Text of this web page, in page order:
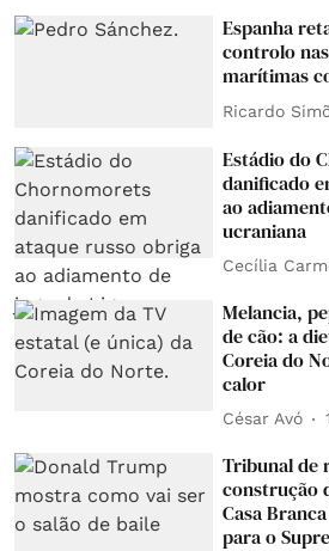
Espanha
controlo
marítimas
Ricardo
Estádio do
danificado
ao
ucraniana
Cecília
Melancia,
de cão: a
Coreia do
calor
César Avó
Tribunal de
construção
Casa
para o